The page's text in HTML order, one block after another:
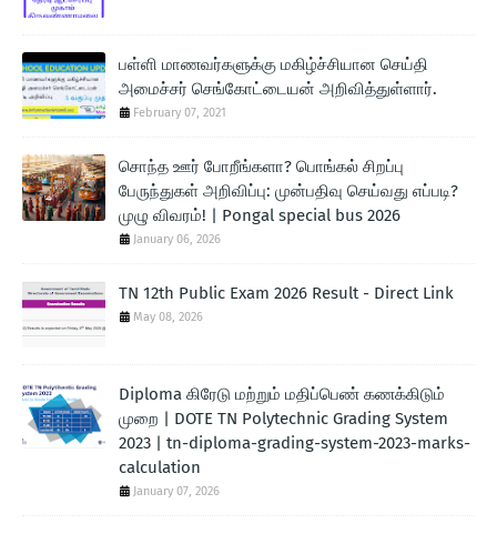
பள்ளி மாணவர்களுக்கு மகிழ்ச்சியான செய்தி
அமைச்சர் செங்கோட்டையன் அறிவித்துள்ளார்.
February 07, 2021
சொந்த ஊர் போறீங்களா? பொங்கல் சிறப்பு
பேருந்துகள் அறிவிப்பு: முன்பதிவு செய்வது எப்படி?
முழு விவரம்! | Pongal special bus 2026
January 06, 2026
TN 12th Public Exam 2026 Result - Direct Link
May 08, 2026
Diploma கிரேடு மற்றும் மதிப்பெண் கணக்கிடும்
முறை | DOTE TN Polytechnic Grading System
2023 | tn-diploma-grading-system-2023-marks-
calculation
January 07, 2026